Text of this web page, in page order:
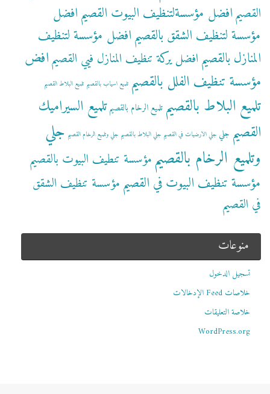
القصيمافضل مؤسسةلتنظيف البيوت القصيمافضل
مؤسسة لتنظيف الشقق بالقصيمافضل مؤسسة لتنظيف
المنازل بالقصيمافضل يركة تنظيف المنازل فيي القصيمافض
مؤسسة تنظيف الفلل بالقصيم تلميع اسياب بالقصيم تلميع البلاط القصيم
تلميع البلاط بالقصيم تلميع الرخام بالقصيم تلميع السيراميك
القصيم جلي جلي الارضيات في القصيم جلي البلاط بالقصيم جلي وتلميع الرخام القصيم جلي
وتلميع الرخام بالقصيممؤسسة تنطيف البيوت بالقصيم
مؤسسة تنظيف البيوت في القصيممؤسسة تنظيف الشقق
في القصيم
منوعات
تسجيل الدخول
خلاصات Feed الإدخالات
خلاصة التعليقات
WordPress.org